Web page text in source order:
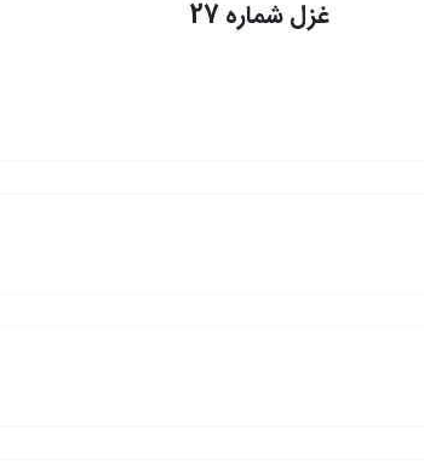
غزل شماره 27